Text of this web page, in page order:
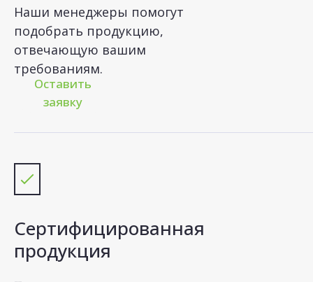
Сертифицированная
продукция
Наши менеджеры помогут
подобрать продукцию,
отвечающую вашим
требованиям.
Оставить
заявку